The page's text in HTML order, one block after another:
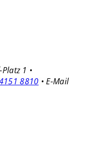
1 •
8810 • E-Mail